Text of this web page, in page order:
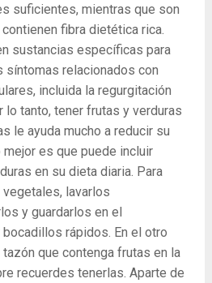
suficientes, mientras que son
fibra dietética rica.
sustancias específicas para
síntomas relacionados con
incluida la regurgitación
lo tanto, tener frutas y verduras
le ayuda mucho a reducir su
es que puede incluir
en su dieta diaria. Para
lavarlos
y guardarlos en el
rápidos. En el otro
que contenga frutas en la
recuerdes tenerlas. Aparte de